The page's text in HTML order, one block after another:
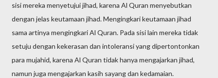
sisi mereka menyetujui jihad, karena Al Quran menyebutkan
dengan jelas keutamaan jihad. Mengingkari keutamaan jihad
sama artinya mengingkari Al Quran. Pada sisi lain mereka tidak
setuju dengan kekerasan dan intoleransi yang dipertontonkan
para mujahid, karena Al Quran tidak hanya mengajarkan jihad,
namun juga mengajarkan kasih sayang dan kedamaian.